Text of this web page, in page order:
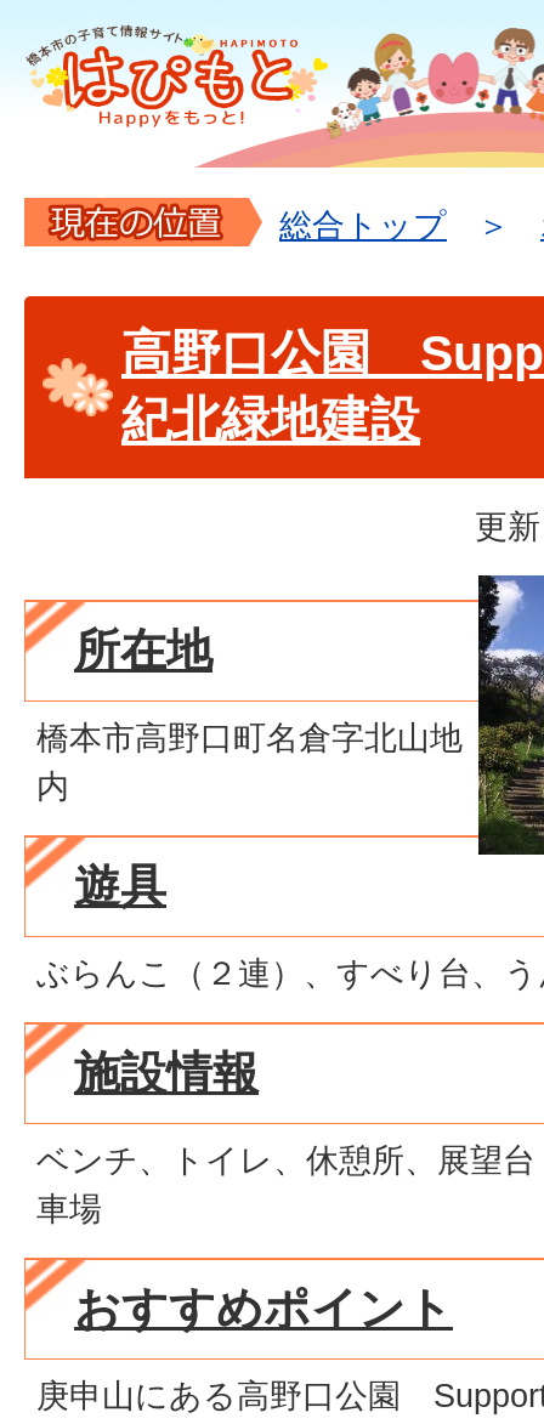
現
位
置
総合トップ
高野口公園
紀北緑地建設
更
所在地
橋本市高野口町名倉字北山地
内
遊具
ぶらんこ（２連）、すべり台、
施設情報
ベンチ、トイレ、休憩所、展望
車場
おすすめポイント
庚申山にある高野口公園